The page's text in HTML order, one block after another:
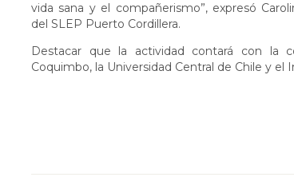
vida sana y el compañerismo”, expresó
del SLEP Puerto Cordillera.
Destacar que la actividad contará con la
Coquimbo, la Universidad Central de Chile y